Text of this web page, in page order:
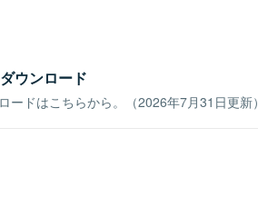
ウンロード
ードはこちらから。（2026年7月31日更新）